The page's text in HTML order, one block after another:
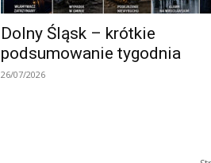
Dolny Śląsk – krótkie
podsumowanie tygodnia
26/07/2026